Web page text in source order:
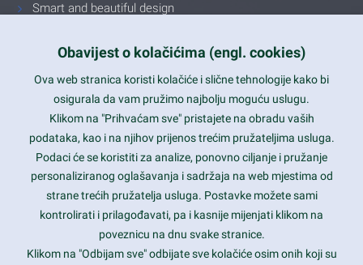
Smart and beautiful design
Latest trends and much more...
Contact Info
1600 Amphitheatre Parkway, Mountain View, CA 94043
prothemes.net@gmail.com
Obavijest o kolačićima (engl. cookies)
Ova web stranica koristi kolačiće i slične tehnologije kako bi
osigurala da vam pružimo najbolju moguću uslugu.
Klikom na "Prihvaćam sve" pristajete na obradu vaših
podataka, kao i na njihov prijenos trećim pružateljima usluga.
Podaci će se koristiti za analize, ponovno ciljanje i pružanje
personaliziranog oglašavanja i sadržaja na web mjestima od
strane trećih pružatelja usluga. Postavke možete sami
kontrolirati i prilagođavati, pa i kasnije mijenjati klikom na
poveznicu na dnu svake stranice.
Klikom na "Odbijam sve" odbijate sve kolačiće osim onih koji su